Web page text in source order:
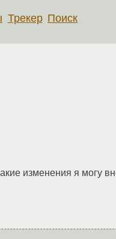
Трекер Поиск
изменения я могу